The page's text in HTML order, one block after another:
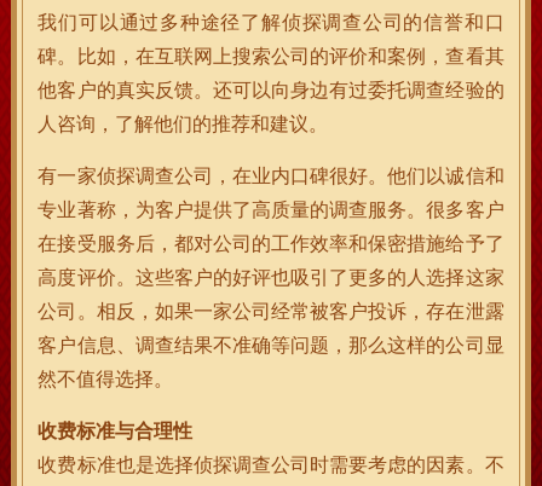
我们可以通过多种途径了解侦探调查公司的信誉和口
碑。比如，在互联网上搜索公司的评价和案例，查看其
他客户的真实反馈。还可以向身边有过委托调查经验的
人咨询，了解他们的推荐和建议。
有一家侦探调查公司，在业内口碑很好。他们以诚信和
专业著称，为客户提供了高质量的调查服务。很多客户
在接受服务后，都对公司的工作效率和保密措施给予了
高度评价。这些客户的好评也吸引了更多的人选择这家
公司。相反，如果一家公司经常被客户投诉，存在泄露
客户信息、调查结果不准确等问题，那么这样的公司显
然不值得选择。
收费标准与合理性
收费标准也是选择侦探调查公司时需要考虑的因素。不